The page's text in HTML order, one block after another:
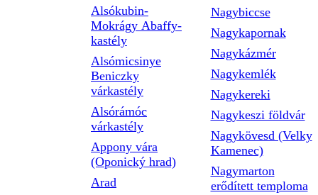
Alsókubin-
Mokrágy Abaffy-
kastély
Alsómicsinye
Beniczky
várkastély
Alsórámóc
várkastély
Appony vára
(Oponický hrad)
Arad
Nagybiccse
Nagykapornak
Nagykázmér
Nagykemlék
Nagykereki
Nagykeszi földvár
Nagykövesd (Velky
Kamenec)
Nagymarton
erődített temploma